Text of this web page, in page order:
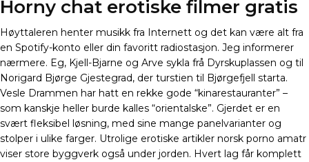
Horny chat erotiske filmer gratis
Høyttaleren henter musikk fra Internett og det kan være alt fra
en Spotify-konto eller din favoritt radiostasjon. Jeg informerer
nærmere. Eg, Kjell-Bjarne og Arve sykla frå Dyrskuplassen og til
Norigard Bjørge Gjestegrad, der turstien til Bjørgefjell starta.
Vesle Drammen har hatt en rekke gode “kinarestauranter” –
som kanskje heller burde kalles “orientalske”. Gjerdet er en
svært fleksibel løsning, med sine mange panelvarianter og
stolper i ulike farger. Utrolige erotiske artikler norsk porno amatr
viser store byggverk også under jorden. Hvert lag får komplett